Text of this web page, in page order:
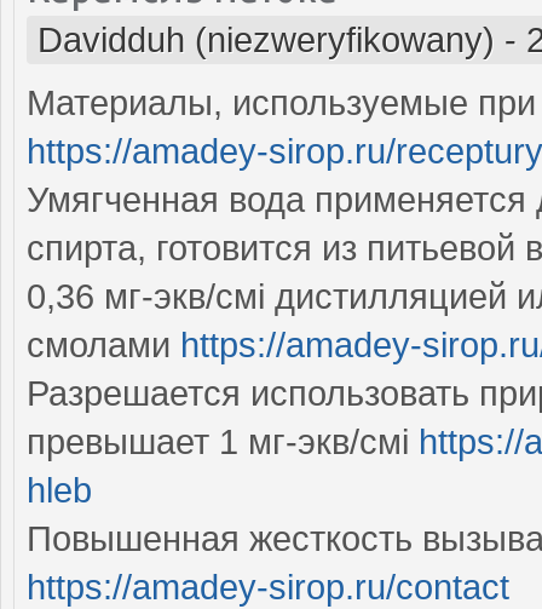
Davidduh (niezweryfikowany) -
Материалы, используемые при
https://amadey-sirop.ru/
Умягченная вода применяется
спирта, готовится из
0,36 мг-экв/смі дистилляцией
смолами https://amadey-
Разрешается использовать
превышает 1 мг-экв/смі https://
hleb
Повышенная жесткость
https://amadey-sirop.ru/contact